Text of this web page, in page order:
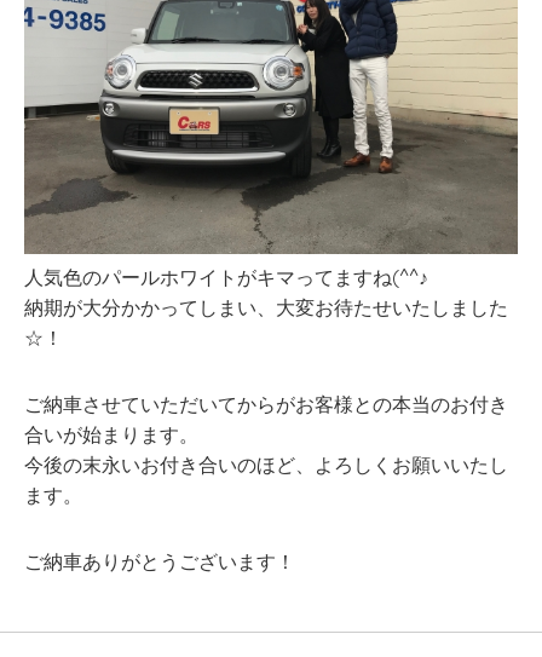
人気色のパールホワイトがキマってますね(^^♪
納期が大分かかってしまい、大変お待たせいたしました
☆！
ご納車させていただいてからがお客様との本当のお付き
合いが始まります。
今後の末永いお付き合いのほど、よろしくお願いいたし
ます。
ご納車ありがとうございます！